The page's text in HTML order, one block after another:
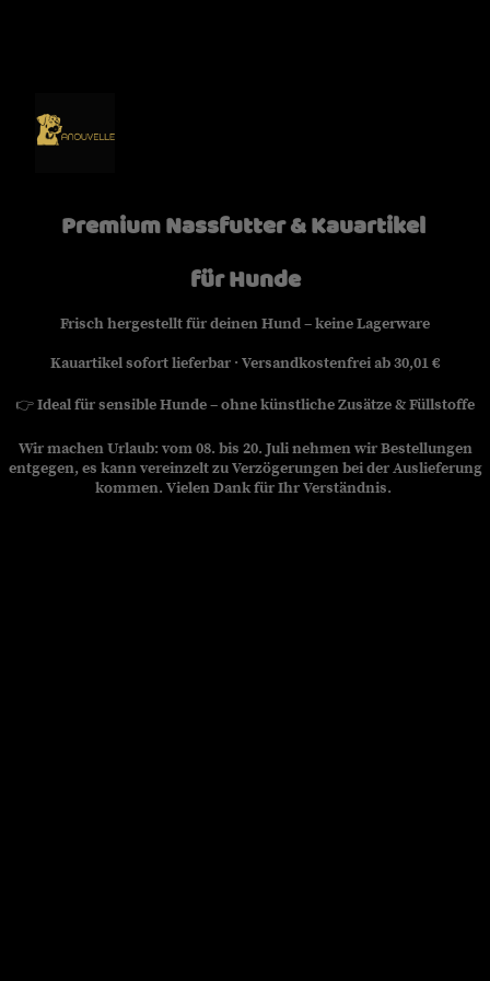
Premium Nassfutter & Kauartikel
für Hunde
Frisch hergestellt für deinen Hund – keine Lagerware
Kauartikel sofort lieferbar · Versandkostenfrei ab 30,01 €
👉Ideal für sensible Hunde – ohne künstliche Zusätze & Füllstoffe
Wir machen Urlaub: vom 08. bis 20. Juli nehmen wir Bestellungen
entgegen, es kann vereinzelt zu Verzögerungen bei der Auslieferung
kommen. Vielen Dank für Ihr Verständnis.